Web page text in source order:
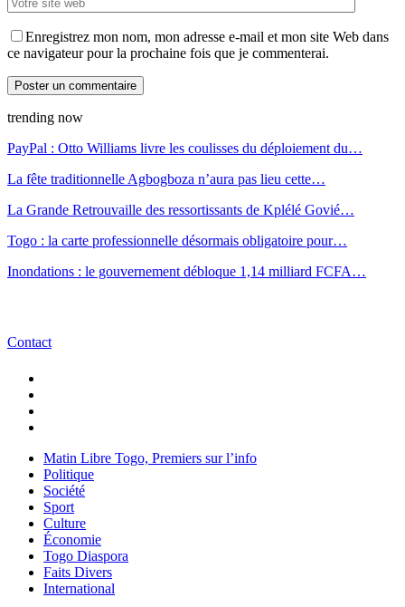
Enregistrez mon nom, mon adresse e-mail et mon site Web dans
ce navigateur pour la prochaine fois que je commenterai.
trending now
PayPal : Otto Williams livre les coulisses du déploiement du…
La fête traditionnelle Agbogboza n’aura pas lieu cette…
La Grande Retrouvaille des ressortissants de Kplélé Govié…
Togo : la carte professionnelle désormais obligatoire pour…
Inondations : le gouvernement débloque 1,14 milliard FCFA…
Contact
Matin Libre Togo, Premiers sur l’info
Politique
Société
Sport
Culture
Économie
Togo Diaspora
Faits Divers
International